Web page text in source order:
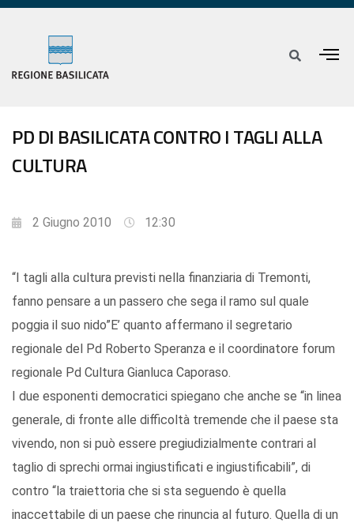
PD DI BASILICATA CONTRO I TAGLI ALLA
CULTURA
2 Giugno 2010 12:30
“I tagli alla cultura previsti nella finanziaria di Tremonti,
fanno pensare a un passero che sega il ramo sul quale
poggia il suo nido”E’ quanto affermano il segretario
regionale del Pd Roberto Speranza e il coordinatore forum
regionale Pd Cultura Gianluca Caporaso.
I due esponenti democratici spiegano che anche se “in linea
generale, di fronte alle difficoltà tremende che il paese sta
vivendo, non si può essere pregiudizialmente contrari al
taglio di sprechi ormai ingiustificati e ingiustificabili”, di
contro “la traiettoria che si sta seguendo è quella
inaccettabile di un paese che rinuncia al futuro. Quella di un